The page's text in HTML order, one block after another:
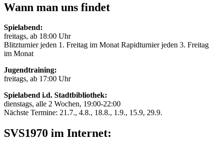
Wann man uns findet
Spielabend:
freitags, ab 18:00 Uhr
Blitzturnier jeden 1. Freitag im Monat Rapidturnier jeden 3. Freitag
im Monat
Jugendtraining:
freitags, ab 17:00 Uhr
Spielabend i.d. Stadtbibliothek:
dienstags, alle 2 Wochen, 19:00-22:00
Nächste Termine: 21.7., 4.8., 18.8., 1.9., 15.9, 29.9.
SVS1970 im Internet: